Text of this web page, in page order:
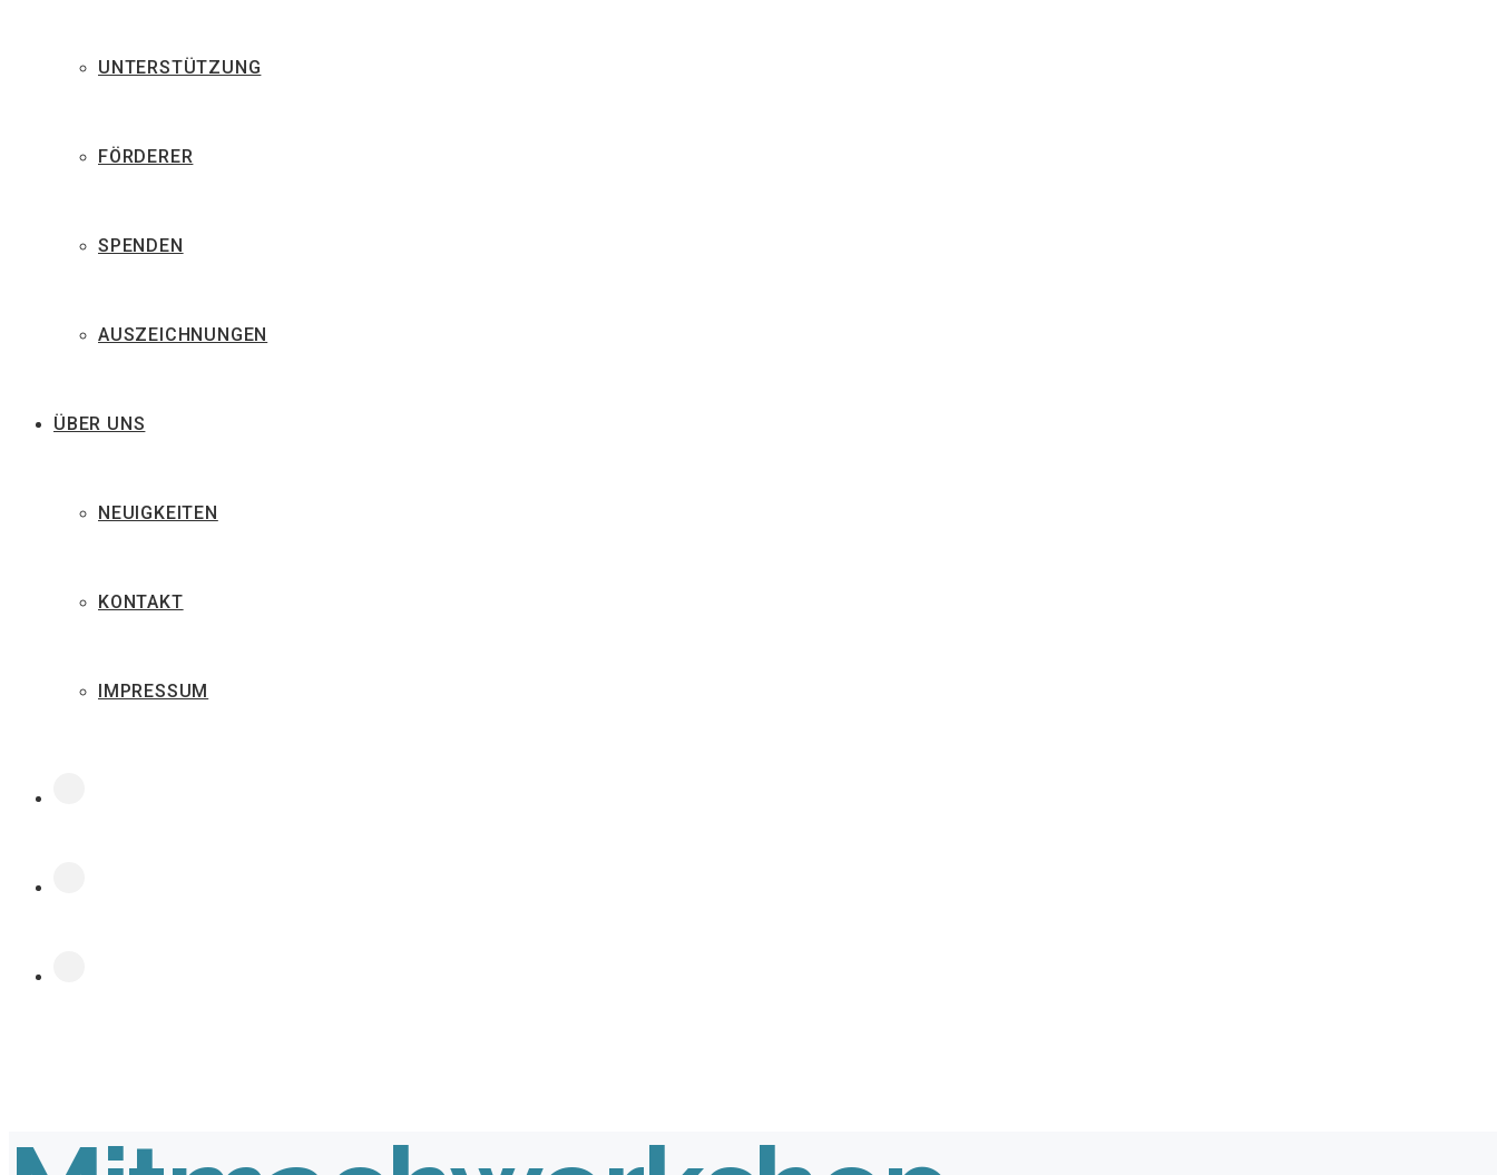
UNTERSTÜTZUNG
FÖRDERER
SPENDEN
AUSZEICHNUNGEN
ÜBER UNS
NEUIGKEITEN
KONTAKT
IMPRESSUM